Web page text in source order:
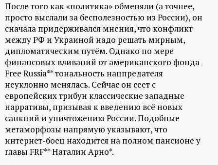
После того как «политика» обменяли (а точнее,
просто выслали за бесполезностью из России), он
сначала придерживался мнения, что конфликт
между РФ и Украиной надо решать мирным,
дипломатическим путём. Однако по мере
финансовых вливаний от американского фонда
Free Russia** тональность нацпредателя
неуклонно менялась. Сейчас он сеет с
европейских трибун классические западные
нарративы, призывая к введению всё новых
санкций и уничтожению России. Подобные
метаморфозы напрямую указывают, что
интернет-боец находится на полном пансионе у
главы FRF** Наталии Арно*.